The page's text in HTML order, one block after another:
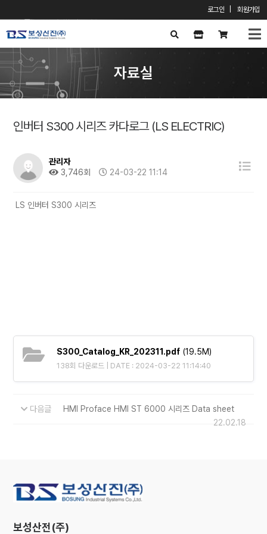
로그인 회원가입
자료실
인버터 S300 시리즈 카다로그 (LS ELECTRIC)
관리자
3,746회
24-03-22 11:14
LS 인버터 S300 시리즈
S300_Catalog_KR_202311.pdf (19.5M)
138회 다운로드 | DATE : 2024-03-22 11:14:40
다음글
HMI Proface HMI ST 6000 시리즈 Data sheet
22.02.18
보성산전(주)